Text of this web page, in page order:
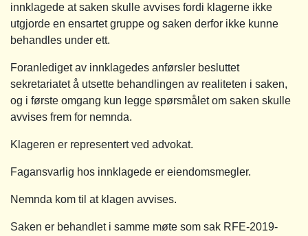
innklagede at saken skulle avvises fordi klagerne ikke
utgjorde en ensartet gruppe og saken derfor ikke kunne
behandles under ett.
Foranlediget av innklagedes anførsler besluttet
sekretariatet å utsette behandlingen av realiteten i saken,
og i første omgang kun legge spørsmålet om saken skulle
avvises frem for nemnda.
Klageren er representert ved advokat.
Fagansvarlig hos innklagede er eiendomsmegler.
Nemnda kom til at klagen avvises.
Saken er behandlet i samme møte som sak RFE-2019-